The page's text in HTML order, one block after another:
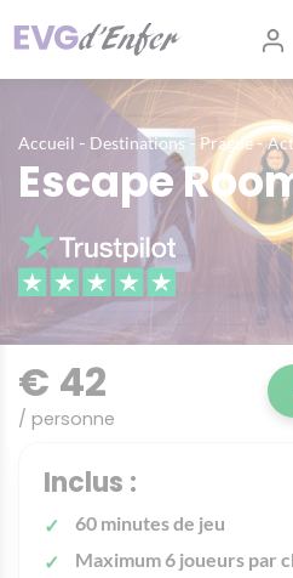
Accueil - Destinations - Prague-
Escape
€ 42
/ personne
Inclus :
60 minutes de jeu
Maximum 6 joueurs par